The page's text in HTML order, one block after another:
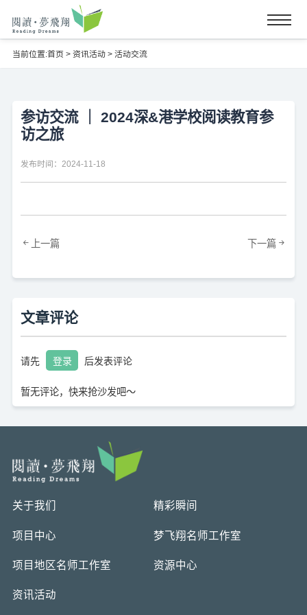
当前位置:首页 > 资讯活动> 活动交流
参访交流 ｜ 2024深&港学校阅读教育参
访之旅
发布时间：2024-11-18
上一篇 下一篇
文章评论
请先 登录 后发表评论
暂无评论，快来抢沙发吧～
关于我们 精彩瞬间
项目中心 梦飞翔名师工作室
项目地区名师工作室 资源中心
资讯活动